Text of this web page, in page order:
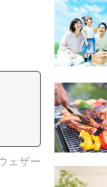
ェザー